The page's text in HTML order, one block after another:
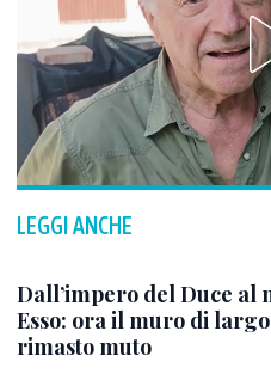
LEGGI ANCHE
Dall’impero del Duce al
Esso: ora il muro di
rimasto muto